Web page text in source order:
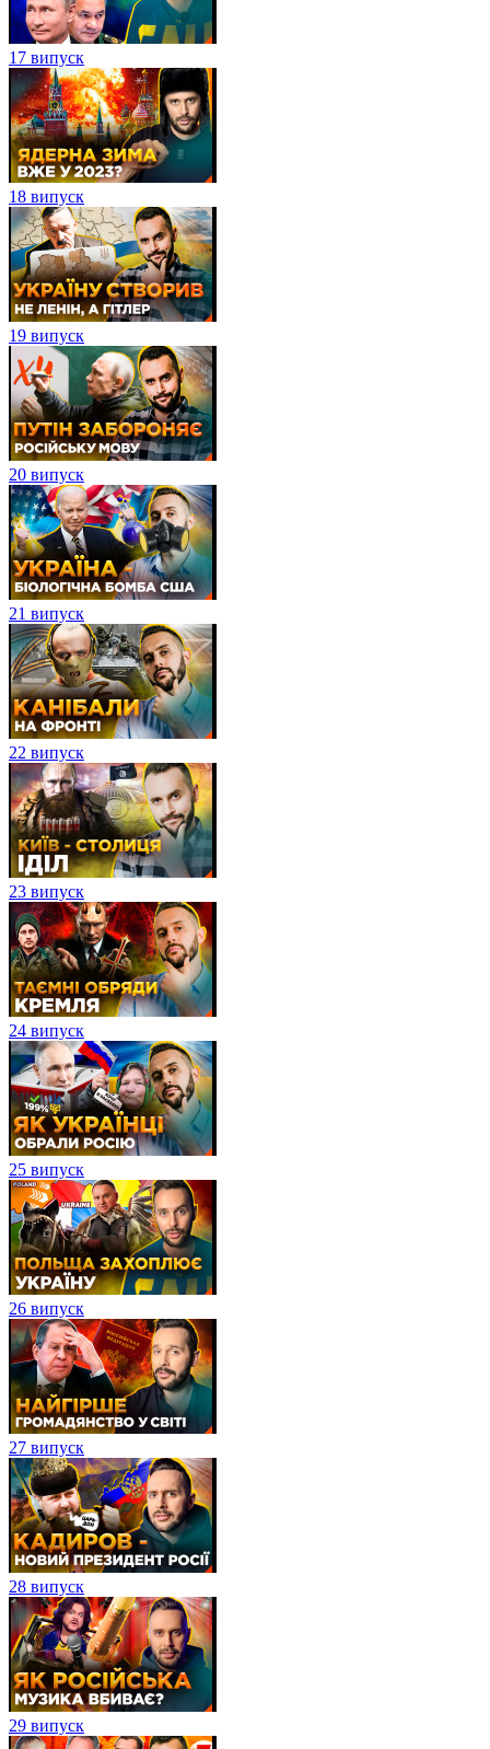
17 випуск
18 випуск
19 випуск
20 випуск
21 випуск
22 випуск
23 випуск
24 випуск
25 випуск
26 випуск
27 випуск
28 випуск
29 випуск